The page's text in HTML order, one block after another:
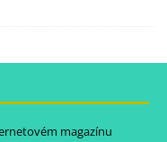
magazínu